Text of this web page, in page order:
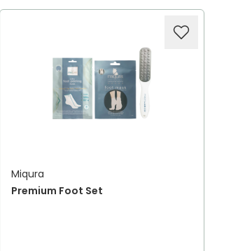
Miqura
Premium Foot Set